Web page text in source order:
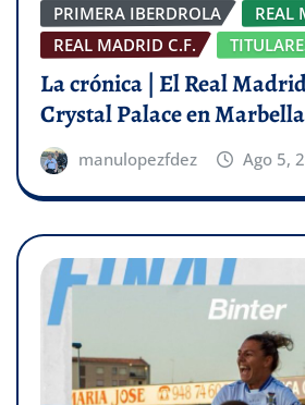
PRIMERA IBERDROLA
REAL
REAL MADRID C.F.
La crónica | El Real
Crystal Palace en Marbella
manulopezfdez Ago 5,